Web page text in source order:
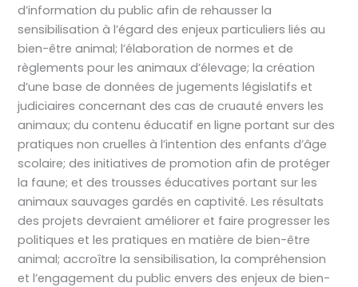
d’information du public afin de rehausser la
sensibilisation à l’égard des enjeux particuliers liés au
bien-être animal; l’élaboration de normes et de
règlements pour les animaux d’élevage; la création
d’une base de données de jugements législatifs et
judiciaires concernant des cas de cruauté envers les
animaux; du contenu éducatif en ligne portant sur des
pratiques non cruelles à l’intention des enfants d’âge
scolaire; des initiatives de promotion afin de protéger
la faune; et des trousses éducatives portant sur les
animaux sauvages gardés en captivité. Les résultats
des projets devraient améliorer et faire progresser les
politiques et les pratiques en matière de bien-être
animal; accroître la sensibilisation, la compréhension
et l’engagement du public envers des enjeux de bien-